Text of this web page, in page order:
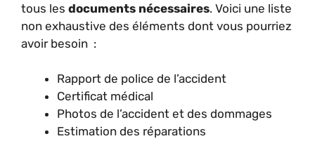
tous les documents nécessaires. Voici une liste
non exhaustive des éléments dont vous pourriez
avoir besoin :
Rapport de police de l’accident
Certificat médical
Photos de l’accident et des dommages
Estimation des réparations